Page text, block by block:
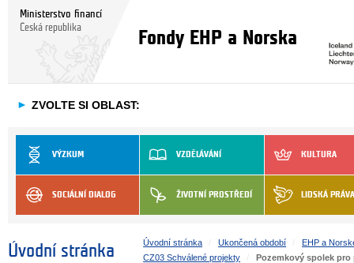
Ministerstvo financí
Česká republika
Fondy EHP a Norska
► ZVOLTE SI OBLAST:
VÝZKUM VZDĚLÁVÁNÍ KULTURA
SOCIÁLNÍ DIALOG ŽIVOTNÍ PROSTŘEDÍ LIDSKÁ PRÁVA
Úvodní stránka
Úvodní stránka Ukončená období
EHP a
CZ03 Schválené projekty
Pozemkový spolek